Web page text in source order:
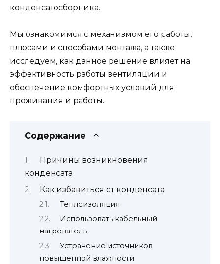
конденсатосборника.
Мы ознакомимся с механизмом его работы,
плюсами и способами монтажа, а также
исследуем, как данное решение влияет на
эффективность работы вентиляции и
обеспечение комфортных условий для
проживания и работы.
Содержание
Причины возникновения
конденсата
Как избавиться от конденсата
Теплоизоляция
Использовать кабельный
нагреватель
Устранение источников
повышенной влажности